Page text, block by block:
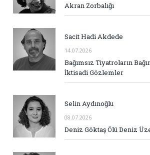
Akran Zorbalığı
Sacit Hadi Akdede
14.07.2026
Bağımsız Tiyatroların
İktisadi Gözlemler
Selin Aydınoğlu
08.07.2026
Deniz Göktaş Ölü Deniz